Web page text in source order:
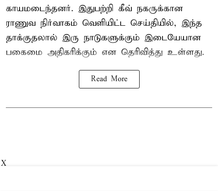
காயமடைந்தனர். இதுபற்றி கீவ் நகருக்கான
ராணுவ நிர்வாகம் வெளியிட்ட செய்தியில், இந்த
தாக்குதலால் இரு நாடுகளுக்கும் இடையேயான
பகைமை அதிகரிக்கும் என தெரிவித்து உள்ளது.
Read More
X